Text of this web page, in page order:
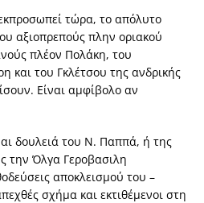
τώρα, το απόλυτο
αξιοπρεπούς πλην οριακού
πλέον Πολάκη, του
και του Γκλέτσου της ανδρικής
Είναι αμφίβολο αν
δουλειά του Ν. Παππά, ή της
την Όλγα Γεροβασιλη
αποκλεισμού του –
σχήμα και εκτιθέμενοι στη